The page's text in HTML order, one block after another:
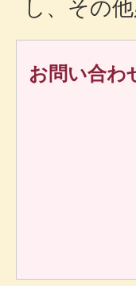
し、その
お問い合わ